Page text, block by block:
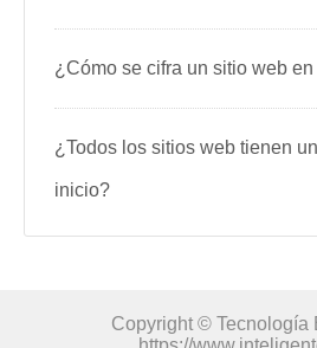
¿Cómo se cifra un sitio web
¿Todos los sitios web tienen
inicio?
Copyright © Tecnología